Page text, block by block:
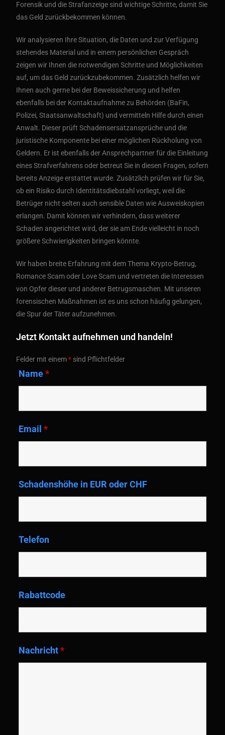
Forensik und die Strafanzeige sind wichtige Schritte, damit Sie
das Geld zurückbekommen können.
Wir analysieren Ihre Situation, die Daten und zur Verfügung
stehendes Material und in einem persönlichen Gespräch
zeigen wir Ihnen die notwendigen Schritte und Möglichkeiten
auf, um das Geld zurückzubekommen. Zusätzlich helfen wir
Ihnen auch gerne bei der Beweissicherung und helfen
ebenfalls bei der Kontaktaufnahme zu Behörden (BaFin,
Polizei, Staatsanwaltschaft) und vermitteln Hilfe durch einen
Anwalt. Dieser prüft Schadensersatzansprüche und die
juristische Komponente bei einer möglichen Rückholung von
Geldern. Er ist ebenfalls der Ansprechpartner für die Einleitung
eines Strafverfahrens oder betreut Sie in diesen Fragen, sofern
bereits Anzeige erstattet wurde. Zusätzlich prüfen wir für Sie,
ob ein Risiko durch Identitätsdiebstahl vorliegt, weil die
Betrüger nicht selten auch sensible Daten wie Ausweiskopien
erlangen. Damit können wir verhindern, dass weiterer
Schaden angerichtet wird, der sie am Ende vielleicht in noch
größere Schwierigkeiten bringen könnte.
Wir haben breite Erfahrung mit dem Thema Krypto-Betrug,
Romance Scam oder Love Scam und vertreten die Interessen
von Opfer dieser und anderer Betrugsmaschen. Mit unseren
forensischen Maßnahmen ist es uns schon häufig gelungen,
die Spur der Täter aufzunehmen.
Jetzt Kontakt aufnehmen und handeln!
Felder mit einem* sind Pflichtfelder
Name*
Email*
Schadenshöhe in EUR oder CHF
Telefon
Rabattcode
Nachricht*